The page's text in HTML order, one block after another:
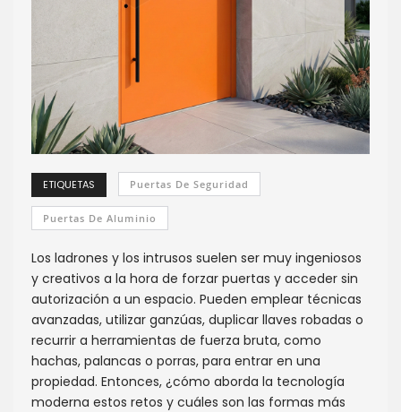
ETIQUETAS Puertas De Seguridad
Puertas De Aluminio
Los ladrones y los intrusos suelen ser muy ingeniosos
y creativos a la hora de forzar puertas y acceder sin
autorización a un espacio. Pueden emplear técnicas
avanzadas, utilizar ganzúas, duplicar llaves robadas o
recurrir a herramientas de fuerza bruta, como
hachas, palancas o porras, para entrar en una
propiedad. Entonces, ¿cómo aborda la tecnología
moderna estos retos y cuáles son las formas más